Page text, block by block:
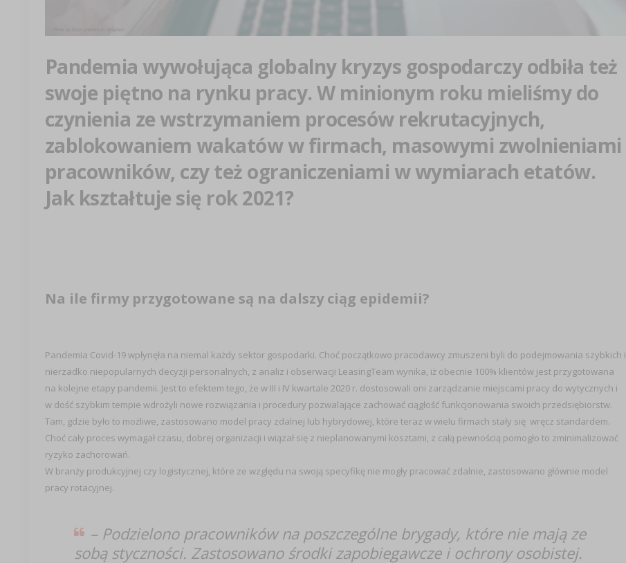
Pandemia wywołująca globalny kryzys gospodarczy odbiła też
swoje piętno na rynku pracy. W minionym roku mieliśmy do
czynienia ze wstrzymaniem procesów rekrutacyjnych,
zablokowaniem wakatów w firmach, masowymi zwolnieniami
pracowników, czy też ograniczeniami w wymiarach etatów.
Jak kształtuje się rok 2021?
Na ile firmy przygotowane są na dalszy ciąg epidemii?
Pandemia Covid-19 wpłynęła na niemal każdy sektor gospodarki. Choć początkowo pracodawcy zmuszeni byli do podejmowania szybkich i
nierzadko niepopularnych decyzji personalnych, z analiz i obserwacji LeasingTeam wynika, iż obecnie 100% klientów jest przygotowana
na kolejne etapy pandemii. Jest to efektem tego, że w III i IV kwartale 2020 r. dostosowali oni zarządzanie miejscami pracy do wytycznych i
w dość szybkim tempie wdrożyli nowe rozwiązania i procedury pozwalające zachować ciągłość funkcjonowania swoich przedsiębiorstw.
Tam, gdzie było to możliwe, zastosowano model pracy zdalnej lub hybrydowej, które teraz w wielu firmach stały się wręcz standardem.
Choć cały proces wymagał czasu, dobrej organizacji i wiązał się z nieplanowanymi kosztami, z całą pewnością pomogło to zminimalizować
ryzyko zachorowań.
W branży produkcyjnej czy logistycznej, które ze względu na swoją specyfikę nie mogły pracować zdalnie, zastosowano głównie model
pracy rotacyjnej.
– Podzielono pracowników na poszczególne brygady, które nie mają ze
sobą styczności. Zastosowano środki zapobiegawcze i ochrony osobistej.